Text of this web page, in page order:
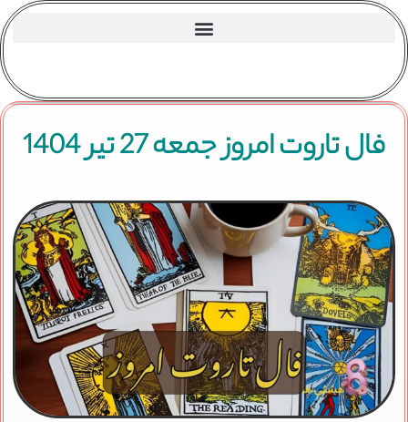
فال تاروت امروز جمعه 27 تیر 1404